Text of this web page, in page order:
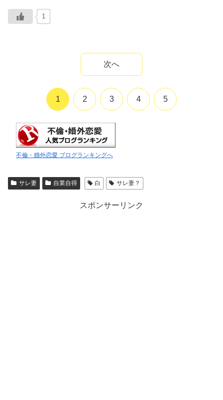
1
次へ
1 2 3 4 5
不倫・婚外恋愛 ブログランキングへ
サレ妻 自業自得 白 サレ妻？
スポンサーリンク